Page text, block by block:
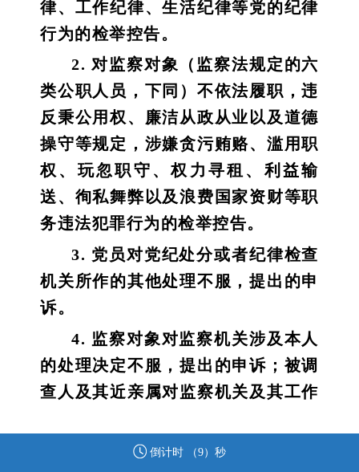
律、工作纪律、生活纪律等党的纪律
行为的检举控告。
2. 对监察对象（监察法规定的六
类公职人员，下同）不依法履职，违
反秉公用权、廉洁从政从业以及道德
操守等规定，涉嫌贪污贿赂、滥用职
权、玩忽职守、权力寻租、利益输
送、徇私舞弊以及浪费国家资财等职
务违法犯罪行为的检举控告。
3. 党员对党纪处分或者纪律检查
机关所作的其他处理不服，提出的申
诉。
4. 监察对象对监察机关涉及本人
的处理决定不服，提出的申诉；被调
查人及其近亲属对监察机关及其工作
法权益的行为，提出的申诉。
倒计时 （9）秒